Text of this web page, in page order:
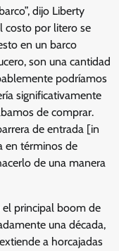
dijo Liberty
costo por litero se
en un barco
son una cantidad
podríamos
significativamente
de comprar.
de entrada [in
en términos de
de una manera
el principal boom de
una década,
a horcajadas